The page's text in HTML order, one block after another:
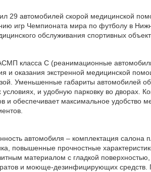
29 автомобилей скорой медицинской
игр Чемпионата мира по футболу в
обслуживания спортивных
класса С (реанимационные
и оказания экстренной медицинской
Уменьшенные габариты автомобилей
условиях, и удобную парковку во дворах.
и обеспечивает максимальное удобство
автомобиля – комплектация
повышенные прочностные
материалом с гладкой
и моюще-дезинфицирующих средств.